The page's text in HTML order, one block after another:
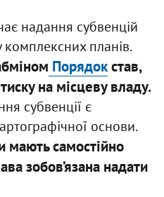
надання субвенцій
планів.
Порядокстав,
на місцеву владу.
субвенції є
основи.
мають самостійно
зобов’язана надати